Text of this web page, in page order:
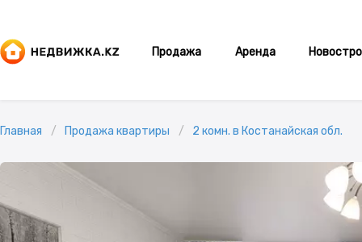
Продажа Аренда
Главная Продажа квартиры 2 комн. в Костанайская обл.